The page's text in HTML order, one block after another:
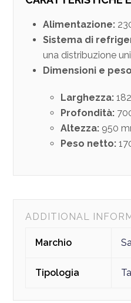
Alimentazione:
Sistema di
una distribuzione
Dimensioni e
Larghezza:
Profondità:
Altezza: 950
Peso netto:
ADDITIONAL
Marchio
Tipologia